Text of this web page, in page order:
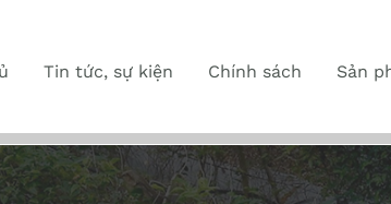
Tin tức, sự kiện Chính sách Sản